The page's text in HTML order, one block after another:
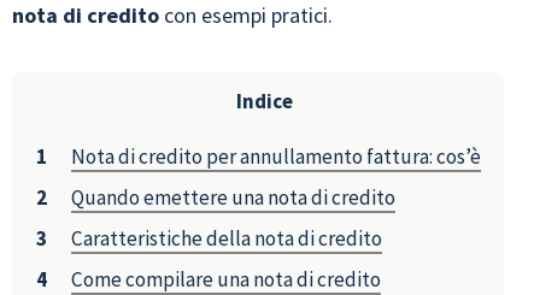
nota di credito con esempi pratici.
Indice
Nota di credito per annullamento fattura: cos’è
Quando emettere una nota di credito
Caratteristiche della nota di credito
Come compilare una nota di credito